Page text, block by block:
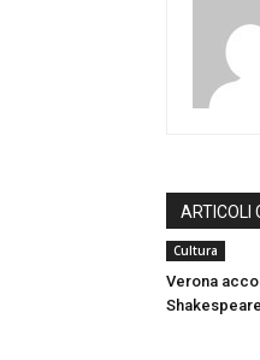
ARTICOLI
Cultura
Verona
Shakespeare